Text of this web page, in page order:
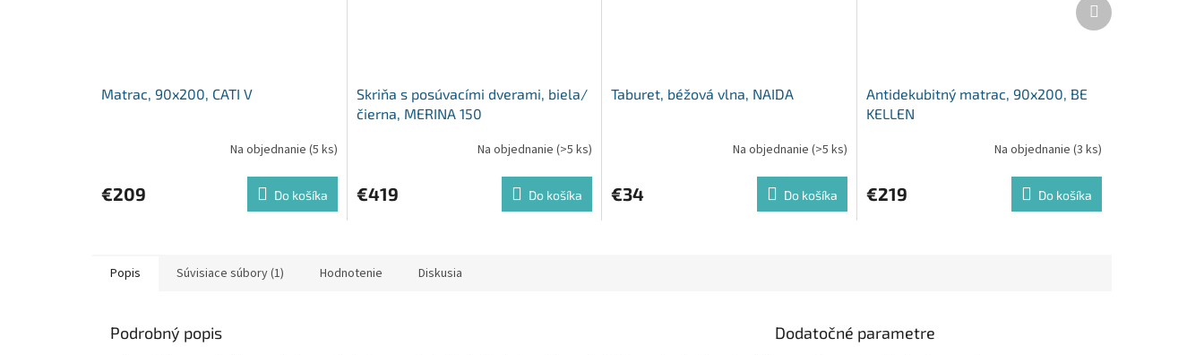
Matrac, 90x200, CATI V
Na objednanie (5 ks)
€209 Do košíka
Skriňa s posúvacími dverami, biela/
čierna, MERINA 150
Na objednanie (>5 ks)
€419 Do košíka
Taburet, béžová vlna, NAIDA
Na objednanie (>5 ks)
€34 Do košíka
Antidekubitný matrac, 90x200, BE
KELLEN
Na objednanie (3 ks)
€219 Do košíka
produkt
Popis Súvisiace súbory (1) Hodnotenie Diskusia
Podrobný popis Dodatočné parametre